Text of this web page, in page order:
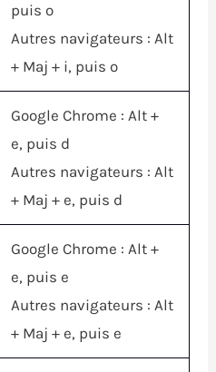
puis o
Autres navigateurs : Alt
+ Maj + i, puis o
Google Chrome : Alt +
e, puis d
Autres navigateurs : Alt
+ Maj + e, puis d
Google Chrome : Alt +
e, puis e
Autres navigateurs : Alt
+ Maj + e, puis e